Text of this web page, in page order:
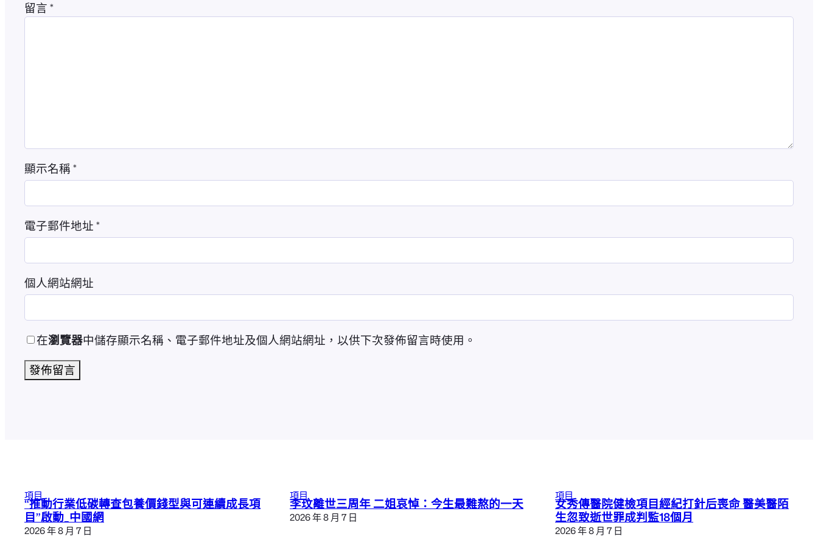
留言*
顯示名稱*
電子郵件地址*
個人網站網址
在瀏覽器中儲存顯示名稱、電子郵件地址及個人網站網址，以供下次發佈留言時使用。
項目
“推動行業低碳轉查包養價錢型與可連續成長項
目”啟動_中國網
2026 年 8 月 7 日
項目
李玟離世三周年 二姐哀悼：今生最難熬的一天
2026 年 8 月 7 日
項目
女秀傳醫院健檢項目經紀打針后喪命 醫美醫陌
生忽致逝世罪成判監18個月
2026 年 8 月 7 日